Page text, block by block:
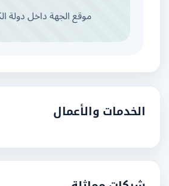
موقع الجهة داخل دولة الكويت
الخدمات والأعمال